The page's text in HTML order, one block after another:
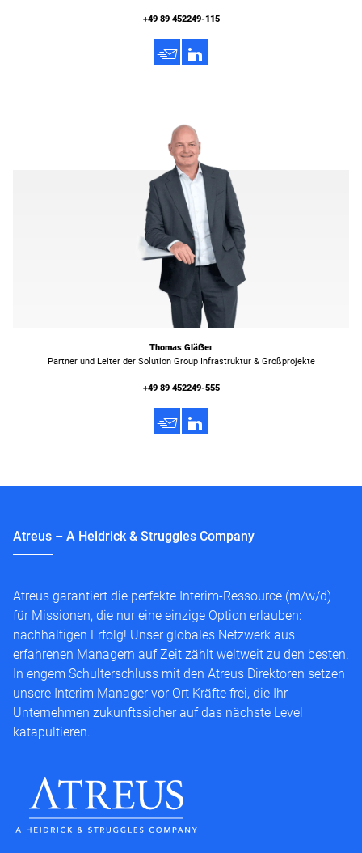
+49 89 452249-115
h 3
Thomas Gläẞer
Partner und Leiter der Solution Group Infrastruktur & Großprojekte
+49 89 452249-555
h 3
Atreus – A Heidrick & Struggles Company
Atreus garantiert die perfekte Interim-Ressource (m/w/d)
für Missionen, die nur eine einzige Option erlauben:
nachhaltigen Erfolg! Unser globales Netzwerk aus
erfahrenen Managern auf Zeit zählt weltweit zu den besten.
In engem Schulterschluss mit den Atreus Direktoren setzen
unsere Interim Manager vor Ort Kräfte frei, die Ihr
Unternehmen zukunftssicher auf das nächste Level
katapultieren.